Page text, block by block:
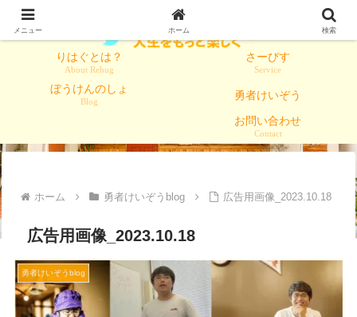
りはぐとは？
About Rehug
さーびす
Service
ぼうけんのしょ
Blog
勇者けいぞう
お問い合わせ
Contact
ホーム 勇者けいぞうblog 広告用画像_2023.10.18
広告用画像_2023.10.18
勇者けいぞうblog
メニュー ホーム 検索